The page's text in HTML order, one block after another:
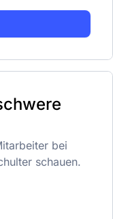
bei
schauen.